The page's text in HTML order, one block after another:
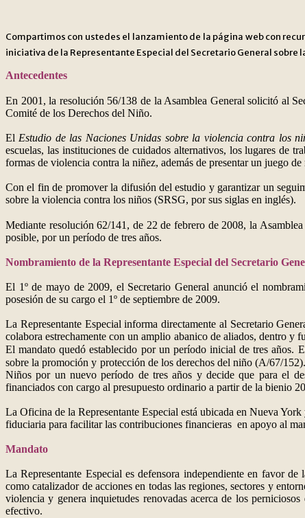
Compartimos con ustedes el lanzamiento de la página web con
iniciativa de la Representante Especial del Secretario General sobre
Antecedentes
En 2001, la resolución 56/138 de la Asamblea General solicitó al
Comité de los Derechos del Niño.
El Estudio de las Naciones Unidas sobre la violencia contra los
escuelas, las instituciones de cuidados alternativos, los lugares de
formas de violencia contra la niñez, además de presentar un juego
Con el fin de promover la difusión del estudio y garantizar un
sobre la violencia contra los niños (SRSG, por sus siglas en inglés).
Mediante resolución 62/141 , de 22 de febrero de 2008, la
posible, por un período de tres años.
Nombramiento de la Representante Especial del Secretario
El 1º de mayo de 2009, el Secretario General anunció el
posesión de su cargo el 1º de septiembre de 2009.
La Representante Especial informa directamente al Secretario
colabora estrechamente con un amplio abanico de aliados, dentro y
El mandato quedó establecido por un período inicial de tres años.
sobre la promoción y protección de los derechos del niño (A/67/
Niños por un nuevo período de tres años y decide que para el
financiados con cargo al presupuesto ordinario a partir de la bienio
La Oficina de la Representante Especial está ubicada en Nueva
fiduciaria para facilitar las contribuciones financieras en apoyo al
Mandato
La Representante Especial es defensora independiente en favor
como catalizador de acciones en todas las regiones, sectores y
violencia y genera inquietudes renovadas acerca de los
efectivo.